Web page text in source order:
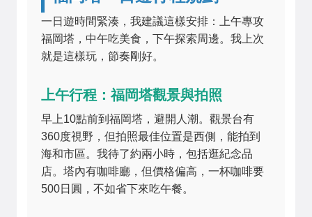
一日遊時間緊湊，我建議這樣安排：上午專攻
福岡塔，中午吃美食，下午探索周邊。我上次
就是這樣玩，節奏剛好。
上午行程：福岡塔觀景與拍照
早上10點前到福岡塔，避開人潮。觀景台有
360度視野，但拍照最佳位置是西側，能拍到
海和市區。我待了約兩小時，包括逛紀念品
店。塔內有咖啡廳，但價格偏高，一杯咖啡要
500日圓，不如省下來吃午餐。